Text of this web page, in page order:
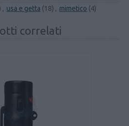
, usa e getta (18) , mimetico (4)
correlati